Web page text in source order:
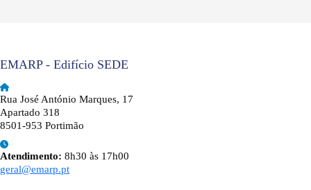
EMARP - Edifício SEDE
Rua José António Marques, 17
Apartado 318
8501-953 Portimão
Atendimento: 8h30 às 17h00
geral@emarp.pt